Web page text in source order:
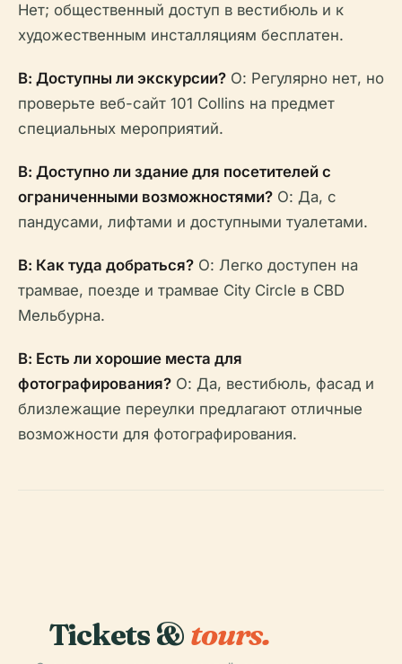
Нет; общественный доступ в вестибюль и к
художественным инсталляциям бесплатен.
В: Доступны ли экскурсии? О: Регулярно нет, но
проверьте веб-сайт 101 Collins на предмет
специальных мероприятий.
В: Доступно ли здание для посетителей с
ограниченными возможностями? О: Да, с
пандусами, лифтами и доступными туалетами.
В: Как туда добраться? О: Легко доступен на
трамвае, поезде и трамвае City Circle в CBD
Мельбурна.
В: Есть ли хорошие места для
фотографирования? О: Да, вестибюль, фасад и
близлежащие переулки предлагают отличные
возможности для фотографирования.
Tickets &tours.